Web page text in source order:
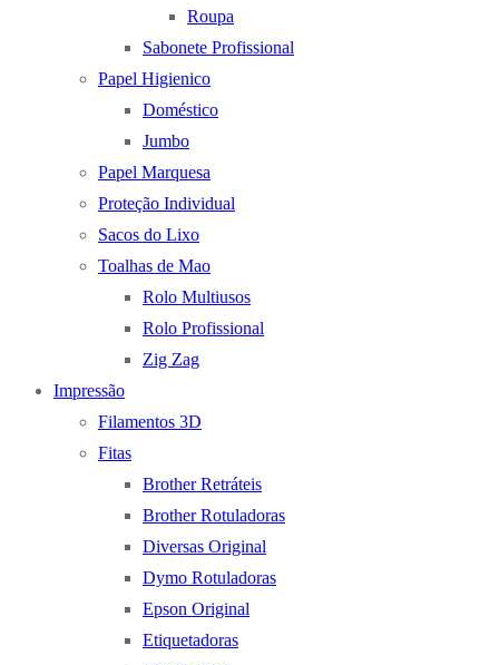
Roupa
Sabonete Profissional
Papel Higienico
Doméstico
Jumbo
Papel Marquesa
Proteção Individual
Sacos do Lixo
Toalhas de Mao
Rolo Multiusos
Rolo Profissional
Zig Zag
Impressão
Filamentos 3D
Fitas
Brother Retráteis
Brother Rotuladoras
Diversas Original
Dymo Rotuladoras
Epson Original
Etiquetadoras